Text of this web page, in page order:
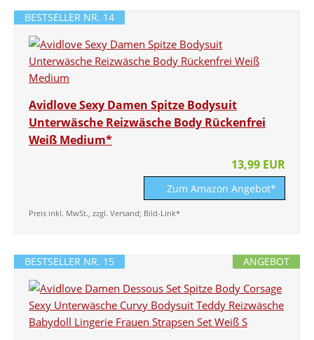
BESTSELLER NR. 14
Avidlove Sexy Damen Spitze Bodysuit
Unterwäsche Reizwäsche Body Rückenfrei
Weiß Medium*
13,99 EUR
Zum Amazon Angebot*
Preis inkl. MwSt., zzgl. Versand; Bild-Link*
ANGEBOT
BESTSELLER NR. 15